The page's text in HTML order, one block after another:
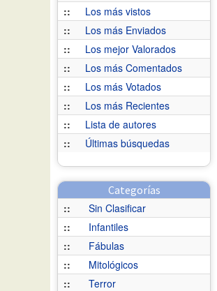
::
Los más vistos
::
Los más Enviados
::
Los mejor Valorados
::
Los más Comentados
::
Los más Votados
::
Los más Recientes
::
Lista de autores
::
Últimas búsquedas
Categorías
::
Sin Clasificar
::
Infantiles
::
Fábulas
::
Mitológicos
::
Terror